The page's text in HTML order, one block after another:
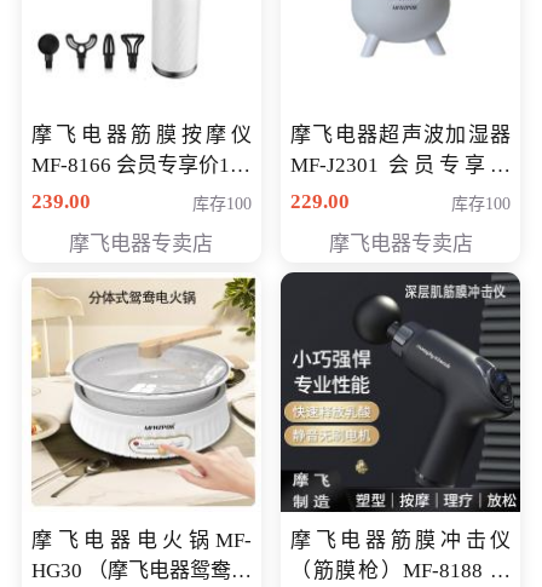
摩飞电器筋膜按摩仪
MF-8166 会员专享价168
元
239.00 库存100
摩飞电器专卖店
摩飞电器超声波加湿器
MF-J2301 会员专享价
168元
229.00 库存100
摩飞电器专卖店
摩飞电器电火锅MF-
HG30 （摩飞电器鸳鸯锅
摩飞电器筋膜冲击仪
（筋膜枪）MF-8188 会